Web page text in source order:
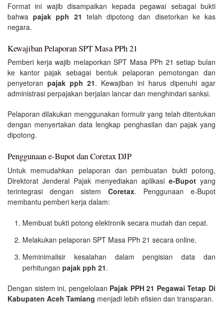
Format ini wajib disampaikan kepada pegawai sebagai bukti
bahwapajak pph 21 telah dipotong dan disetorkan ke kas
negara.
Kewajiban Pelaporan SPT Masa PPh 21
Pemberi kerja wajib melaporkan SPT Masa PPh 21 setiap bulan
ke kantor pajak sebagai bentuk pelaporan pemotongan dan
penyetoran pajak pph 21. Kewajiban ini harus dipenuhi agar
administrasi perpajakan berjalan lancar dan menghindari sanksi.
Pelaporan dilakukan menggunakan formulir yang telah ditentukan
dengan menyertakan data lengkap penghasilan dan pajak yang
dipotong.
Penggunaan e-Bupot dan Coretax DJP
Untuk memudahkan pelaporan dan pembuatan bukti potong,
Direktorat Jenderal Pajak menyediakan aplikasi e-Bupot yang
terintegrasi dengan sistem Coretax. Penggunaan e-Bupot
membantu pemberi kerja dalam:
Membuat bukti potong elektronik secara mudah dan cepat.
Melakukan pelaporan SPT Masa PPh 21 secara online.
Meminimalisir kesalahan dalam pengisian data dan
perhitungan pajak pph 21.
Dengan sistem ini, pengelolaan Pajak PPH 21 Pegawai Tetap Di
Kabupaten Aceh Tamiang menjadi lebih efisien dan transparan.